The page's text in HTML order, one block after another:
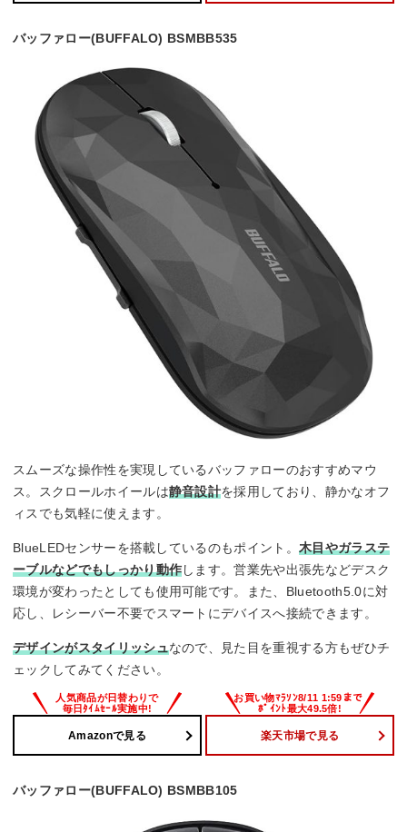
バッファロー(BUFFALO) BSMBB535
スムーズな操作性を実現しているバッファローのおすすめマウ
ス。スクロールホイールは静音設計を採用しており、静かなオフ
ィスでも気軽に使えます。
BlueLEDセンサーを搭載しているのもポイント。 木目やガラステ
ーブルなどでもしっかり動作します。営業先や出張先などデスク
環境が変わったとしても使用可能です。また、Bluetooth5.0に対
応し、レシーバー不要でスマートにデバイスへ接続できます。
デザインがスタイリッシュなので、見た目を重視する方もぜひチ
ェックしてみてください。
Amazonで見る 楽天市場で見る
バッファロー(BUFFALO) BSMBB105